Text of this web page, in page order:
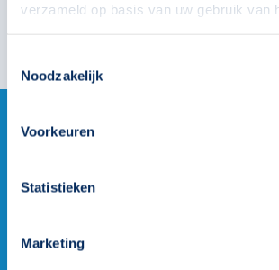
verzameld op basis van uw gebruik van
Noodzakelijk
Voorkeuren
Statistieken
Marketing